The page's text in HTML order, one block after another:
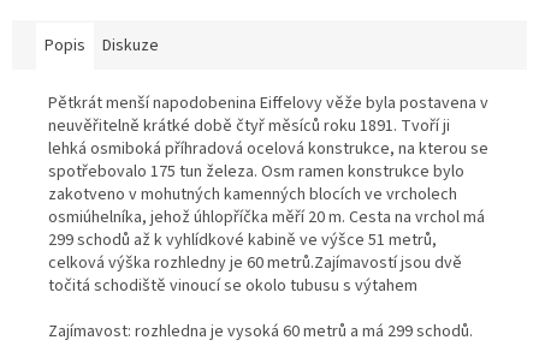
Popis Diskuze
Pětkrát menší napodobenina Eiffelovy věže byla postavena v
neuvěřitelně krátké době čtyř měsíců roku 1891. Tvoří ji
lehká osmiboká příhradová ocelová konstrukce, na kterou se
spotřebovalo 175 tun železa. Osm ramen konstrukce bylo
zakotveno v mohutných kamenných blocích ve vrcholech
osmiúhelníka, jehož úhlopříčka měří 20 m. Cesta na vrchol má
299 schodů až k vyhlídkové kabině ve výšce 51 metrů,
celková výška rozhledny je 60 metrů.Zajímavostí jsou dvě
točitá schodiště vinoucí se okolo tubusu s výtahem
Zajímavost: rozhledna je vysoká 60 metrů a má 299 schodů.